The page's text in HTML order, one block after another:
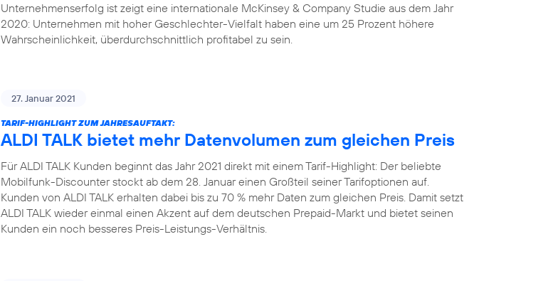
Unternehmenserfolg ist zeigt eine internationale McKinsey & Company Studie aus dem Jahr
2020: Unternehmen mit hoher Geschlechter-Vielfalt haben eine um 25 Prozent höhere
Wahrscheinlichkeit, überdurchschnittlich profitabel zu sein.
27. Januar 2021
TARIF-HIGHLIGHT ZUM JAHRESAUFTAKT:
ALDI TALK bietet mehr Datenvolumen zum gleichen Preis
Für ALDI TALK Kunden beginnt das Jahr 2021 direkt mit einem Tarif-Highlight: Der beliebte
Mobilfunk-Discounter stockt ab dem 28. Januar einen Großteil seiner Tarifoptionen auf.
Kunden von ALDI TALK erhalten dabei bis zu 70 % mehr Daten zum gleichen Preis. Damit setzt
ALDI TALK wieder einmal einen Akzent auf dem deutschen Prepaid-Markt und bietet seinen
Kunden ein noch besseres Preis-Leistungs-Verhältnis.